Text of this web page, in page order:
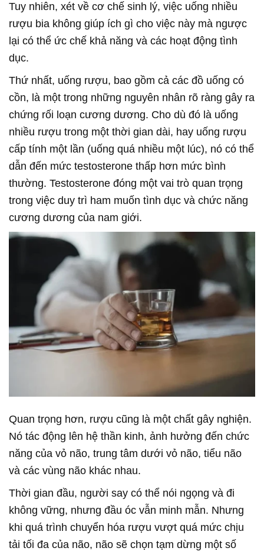
Tuy nhiên, xét về cơ chế sinh lý, việc uống nhiều
rượu bia không giúp ích gì cho việc này mà ngược
lại có thể ức chế khả năng và các hoạt động tình
dục.
Thứ nhất, uống rượu, bao gồm cả các đồ uống có
cồn, là một trong những nguyên nhân rõ ràng gây ra
chứng rối loạn cương dương. Cho dù đó là uống
nhiều rượu trong một thời gian dài, hay uống rượu
cấp tính một lần (uống quá nhiều một lúc), nó có thể
dẫn đến mức testosterone thấp hơn mức bình
thường. Testosterone đóng một vai trò quan trọng
trong việc duy trì ham muốn tình dục và chức năng
cương dương của nam giới.
Quan trọng hơn, rượu cũng là một chất gây nghiện.
Nó tác động lên hệ thần kinh, ảnh hưởng đến chức
năng của vỏ não, trung tâm dưới vỏ não, tiểu não
và các vùng não khác nhau.
Thời gian đầu, người say có thể nói ngọng và đi
không vững, nhưng đầu óc vẫn minh mẫn. Nhưng
khi quá trình chuyển hóa rượu vượt quá mức chịu
tải tối đa của não, não sẽ chọn tạm dừng một số